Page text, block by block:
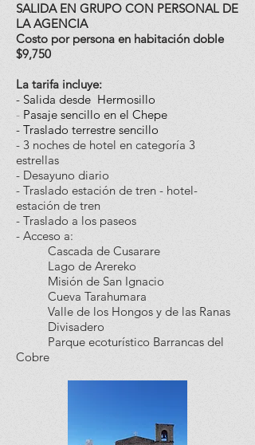
SALIDA EN GRUPO CON PERSONAL DE
LA AGENCIA
Costo por persona en habitación doble
$9,750
La tarifa incluye:
- Salida desde Hermosillo
- Pasaje sencillo en el Chepe
- Traslado terrestre sencillo
- 3 noches de hotel en categoría 3
estrellas
- Desayuno diario
- Traslado estación de tren - hotel-
estación de tren
- Traslado a los paseos
- Acceso a:
Cascada de Cusarare
Lago de Arereko
Misión de San Ignacio
Cueva Tarahumara
Valle de los Hongos y de las Ranas
Divisadero
Parque ecoturístico Barrancas del
Cobre